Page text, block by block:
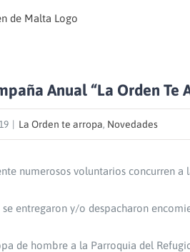
Anual “La Orden Te
La Orden te arropa, Novedades
numerosos voluntarios concurren
se entregaron y/o despacharon
de hombre a la Parroquia del